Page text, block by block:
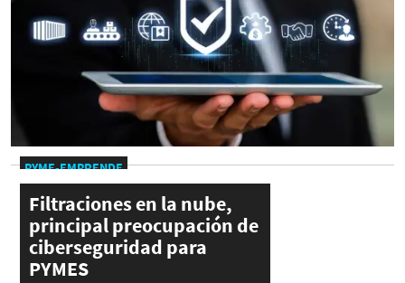
PYME-EMPRENDE
Filtraciones en la nube,
principal preocupación de
ciberseguridad para
PYMES